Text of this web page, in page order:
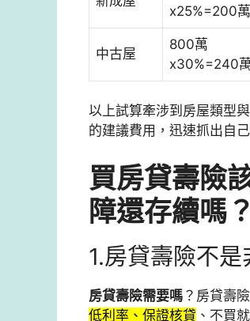
x25%=200萬
中古屋
800萬
x30%=240
以上試算牽涉到房屋類型
的建議費用，迅速抓出自
買房貸壽險
障還存續嗎？
1.房貸壽險不
房貸壽險需要嗎 ？房貸壽
低利率、保證核貸 、不買